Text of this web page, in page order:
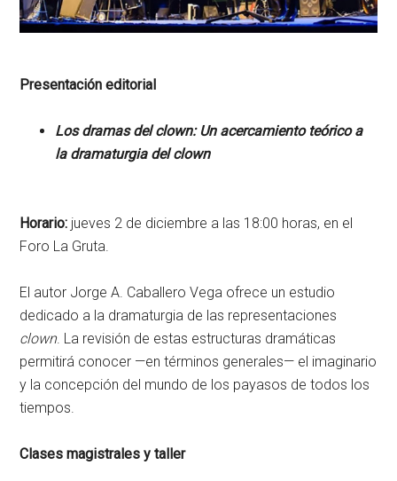
Presentación editorial
Los dramas del clown: Un acercamiento teórico a
la dramaturgia del clown
Horario: jueves 2 de diciembre a las 18:00 horas, en el
Foro La Gruta.
El autor Jorge A. Caballero Vega ofrece un estudio
dedicado a la dramaturgia de las representaciones
clown. La revisión de estas estructuras dramáticas
permitirá conocer —en términos generales— el imaginario
y la concepción del mundo de los payasos de todos los
tiempos.
Clases magistrales y taller